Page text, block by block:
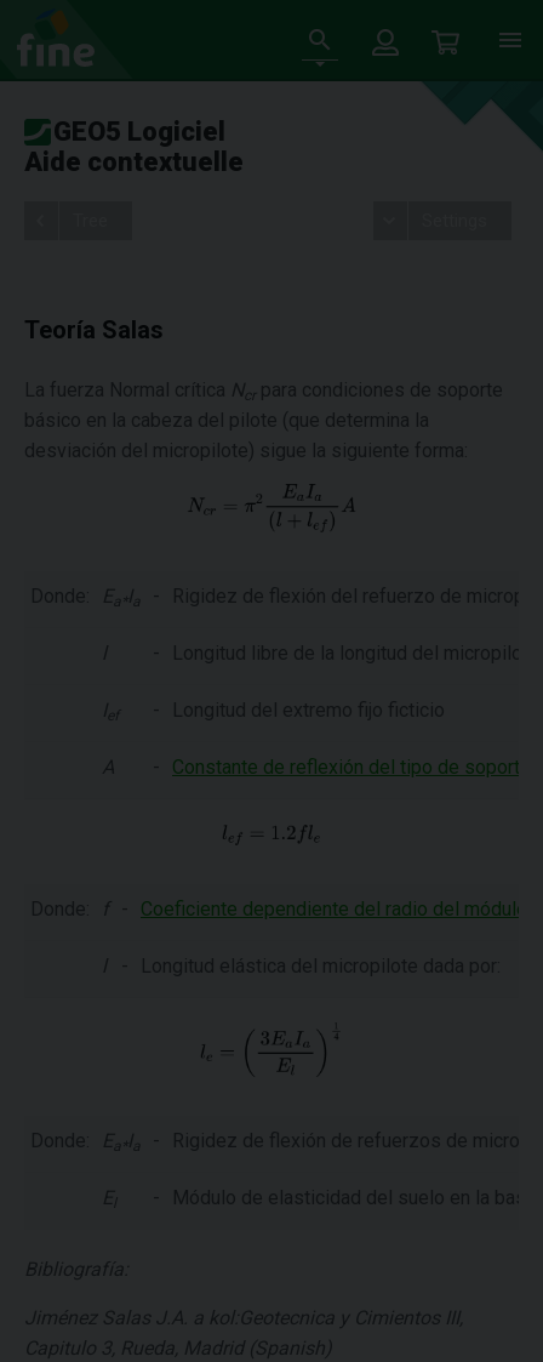
GEO5 Logiciel
Aide contextuelle
Teoría Salas
La fuerza Normal crítica N cr para condiciones de soporte
básico en la cabeza del pilote (que determina la
desviación del micropilote) sigue la siguiente forma:
Donde: E a* I a - Rigidez de flexión del refuerzo de
l - Longitud libre de la longitud del micropilote
Ief - Longitud del extremo fijo ficticio
A - Constante de reflexión del tipo de soporte
Donde: f - Coeficiente dependiente del radio del módulo
l - Longitud elástica del micropilote dada por:
Donde: E a* I a - Rigidez de flexión de refuerzos de
E - Módulo de elasticidad del suelo en la
Bibliografía:
Jiménez Salas J.A. a kol:Geotecnica y Cimientos III,
Capitulo 3, Rueda, Madrid (Spanish)